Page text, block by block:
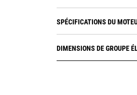
SPÉCIFICATIONS DU
DIMENSIONS DE GROUPE